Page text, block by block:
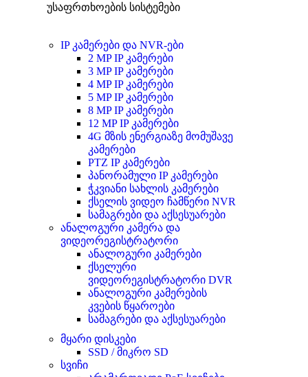
უსაფრთხოების სისტემები
IP კამერები და NVR-ები
2 MP IP კამერები
3 MP IP კამერები
4 MP IP კამერები
5 MP IP კამერები
8 MP IP კამერები
12 MP IP კამერები
4G მზის ენერგიაზე მომუშავე
კამერები
PTZ IP კამერები
პანორამული IP კამერები
ჭკვიანი სახლის კამერები
ქსელის ვიდეო ჩამწერი NVR
სამაგრები და აქსესუარები
ანალოგური კამერა და
ვიდეორეგისტრატორი
ანალოგური კამერები
ქსელური
ვიდეორეგისტრატორი DVR
ანალოგური კამერების
კვების წყაროები
სამაგრები და აქსესუარები
მყარი დისკები
SSD / მიკრო SD
სვიჩი